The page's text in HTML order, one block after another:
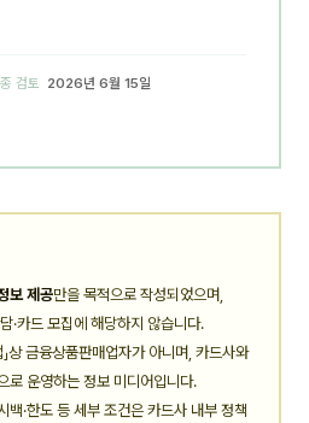
검토 2026년 6월 15일
보 제공만을 목적으로 작성되었으며,
·카드 모집에 해당하지 않습니다.
상 금융상품판매업자가 아니며, 카드사와
로 운영하는 정보 미디어입니다.
백·한도 등 세부 조건은 카드사 내부 정책